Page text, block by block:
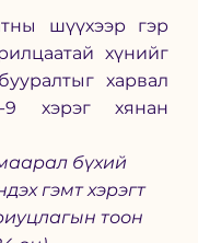
шүүхээр гэр
хүнийг
харвал
хэрэг хянан
бүхий
гэмт хэрэгт
тоон